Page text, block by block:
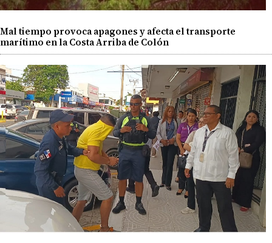
Mal tiempo provoca apagones y afecta el transporte
marítimo en la Costa Arriba de Colón